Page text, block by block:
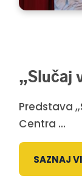
„Slučaj
Predstava
Centra ...
SAZNAJ